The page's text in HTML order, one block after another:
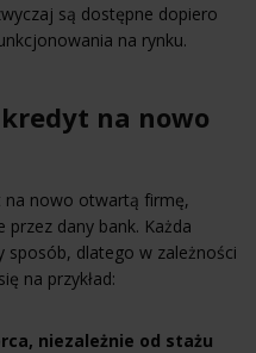
są dostępne dopiero
na rynku.
na nowo
nowo otwartą firmę,
dany bank. Każda
sposób, dlatego w zależności
na przykład:
niezależnie od stażu